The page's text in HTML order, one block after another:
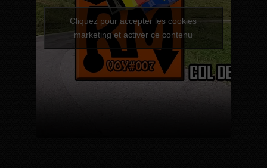
Cliquez pour accepter les cookies
marketing et activer ce contenu